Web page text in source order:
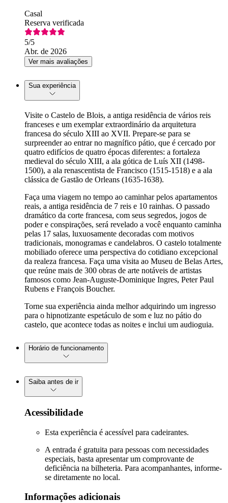
Casal
Reserva verificada
5/5
Abr. de 2026
Ver mais avaliações
Sua experiência
Visite o Castelo de Blois, a antiga residência de vários reis
franceses e um exemplar extraordinário da arquitetura
francesa do século XIII ao XVII. Prepare-se para se
surpreender ao entrar no magnífico pátio, que é cercado por
quatro edifícios de quatro épocas diferentes: a fortaleza
medieval do século XIII, a ala gótica de Luís XII (1498-
1500), a ala renascentista de Francisco (1515-1518) e a ala
clássica de Gastão de Orleans (1635-1638).
Faça uma viagem no tempo ao caminhar pelos apartamentos
reais, a antiga residência de 7 reis e 10 rainhas. O passado
dramático da corte francesa, com seus segredos, jogos de
poder e conspirações, será revelado a você enquanto caminha
pelas 17 salas, luxuosamente decoradas com motivos
tradicionais, monogramas e candelabros. O castelo totalmente
mobiliado oferece uma perspectiva do cotidiano excepcional
da realeza francesa. Faça uma visita ao Museu de Belas Artes,
que reúne mais de 300 obras de arte notáveis de artistas
famosos como Jean-Auguste-Dominique Ingres, Peter Paul
Rubens e François Boucher.
Torne sua experiência ainda melhor adquirindo um ingresso
para o hipnotizante espetáculo de som e luz no pátio do
castelo, que acontece todas as noites e inclui um audioguia.
Horário de funcionamento
Saiba antes de ir
Acessibilidade
Esta experiência é acessível para cadeirantes.
A entrada é gratuita para pessoas com necessidades
especiais, basta apresentar um comprovante de
deficiência na bilheteria. Para acompanhantes, informe-
se diretamente no local.
Informações adicionais